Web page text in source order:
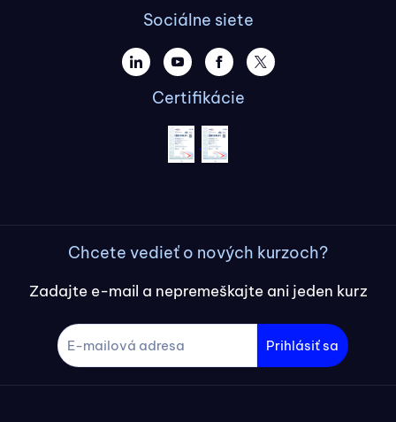
Sociálne siete
Certifikácie
Chcete vedieť o nových kurzoch?
Zadajte e-mail a nepremeškajte ani jeden kurz
Prihlásiť sa